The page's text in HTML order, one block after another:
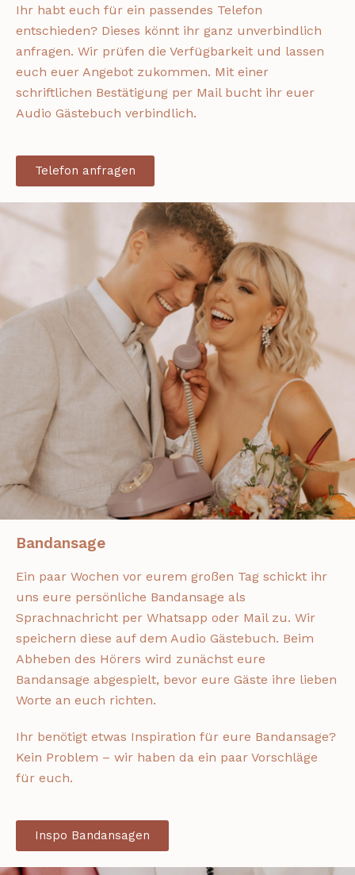
Ihr habt euch für ein passendes Telefon
entschieden? Dieses könnt ihr ganz unverbindlich
anfragen. Wir prüfen die Verfügbarkeit und lassen
euch euer Angebot zukommen. Mit einer
schriftlichen Bestätigung per Mail bucht ihr euer
Audio Gästebuch verbindlich.
Telefon anfragen
Bandansage
Ein paar Wochen vor eurem großen Tag schickt ihr
uns eure persönliche Bandansage als
Sprachnachricht per Whatsapp oder Mail zu. Wir
speichern diese auf dem Audio Gästebuch. Beim
Abheben des Hörers wird zunächst eure
Bandansage abgespielt, bevor eure Gäste ihre lieben
Worte an euch richten.
Ihr benötigt etwas Inspiration für eure Bandansage?
Kein Problem – wir haben da ein paar Vorschläge
für euch.
Inspo Bandansagen